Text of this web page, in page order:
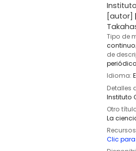
[autor]
Tipo de
continuo
de
periódico
Idioma:
Detalles
Instituto
Otro
La
Clic